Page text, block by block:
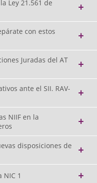
Ley 21.561 de
con estos
Juradas del AT
ante el SII. RAV-
NIIF en la
disposiciones de
1